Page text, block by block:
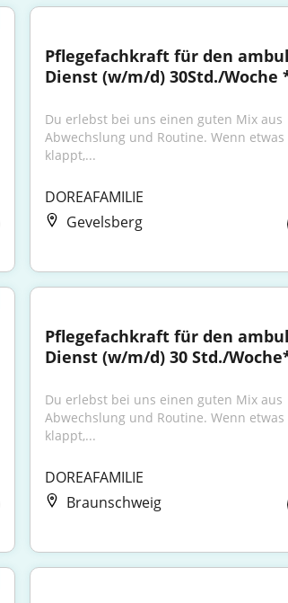
Pflegefachkraft für den
Dienst (w/m/d) 30Std./Woche
Du erlebst bei uns einen guten Mix aus
Abwechslung und Routine. Wenn
klappt,...
DOREAFAMILIE
Gevelsberg
Pflegefachkraft für den
Dienst (w/m/d) 30 Std./
Du erlebst bei uns einen guten Mix aus
Abwechslung und Routine. Wenn
klappt,...
DOREAFAMILIE
Braunschweig